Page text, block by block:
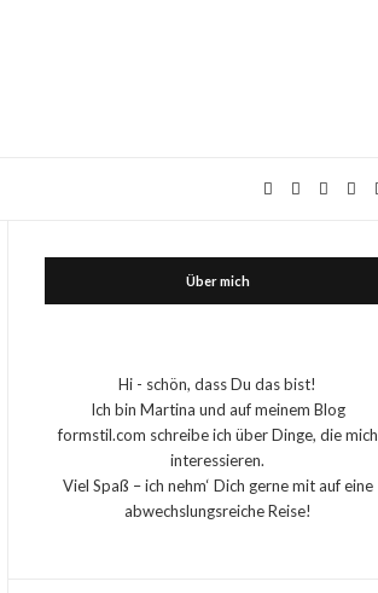
Über mich
Hi - schön, dass Du das bist!
Ich bin Martina und auf meinem Blog
formstil.com schreibe ich über Dinge, die mich
interessieren.
Viel Spaß – ich nehm‘ Dich gerne mit auf eine
abwechslungsreiche Reise!